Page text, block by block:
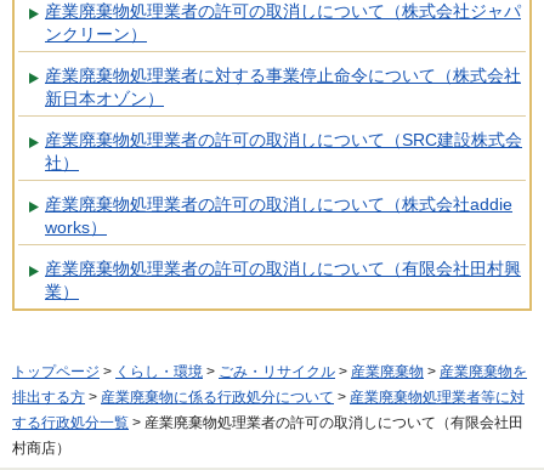
産業廃棄物処理業者の許可の取消しについて（株式会社ジャパ
ンクリーン）
産業廃棄物処理業者に対する事業停止命令について（株式会社
新日本オゾン）
産業廃棄物処理業者の許可の取消しについて（SRC建設株式会
社）
産業廃棄物処理業者の許可の取消しについて（株式会社addie
works）
産業廃棄物処理業者の許可の取消しについて（有限会社田村興
業）
トップページ > くらし・環境 > ごみ・リサイクル > 産業廃棄物 > 産業廃棄物を
排出する方 > 産業廃棄物に係る行政処分について > 産業廃棄物処理業者等に対
する行政処分一覧 > 産業廃棄物処理業者の許可の取消しについて（有限会社田
村商店）